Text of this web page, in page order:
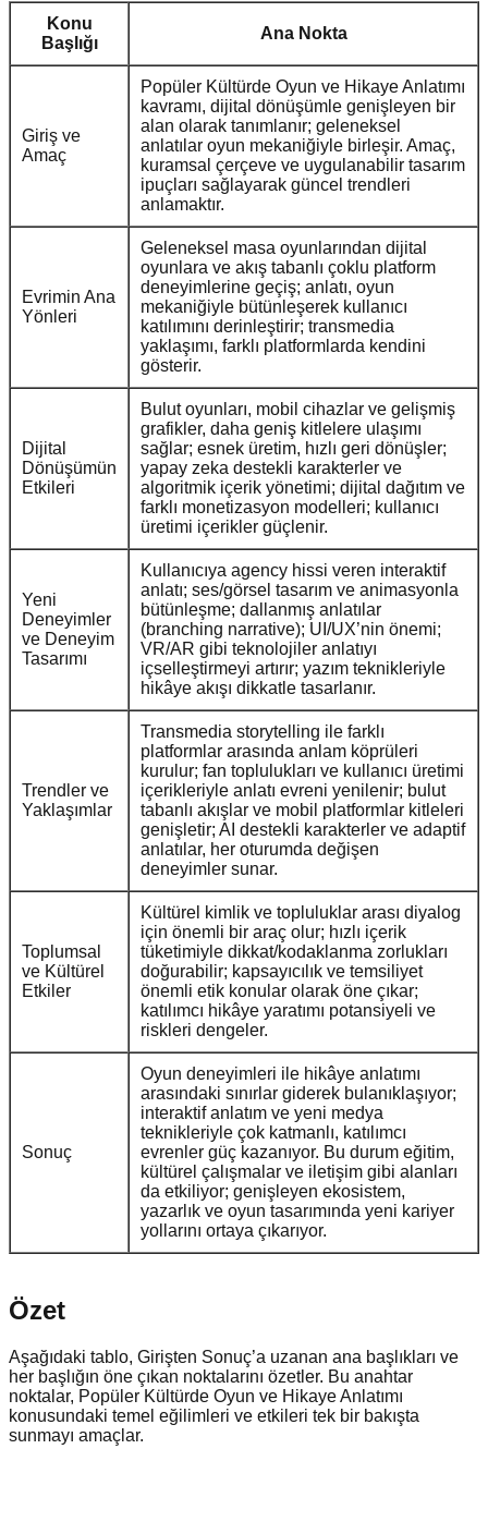
Konu
Başlığı
Ana Nokta
Giriş ve
Amaç
Popüler Kültürde Oyun ve Hikaye Anlatımı
kavramı, dijital dönüşümle genişleyen bir
alan olarak tanımlanır; geleneksel
anlatılar oyun mekaniğiyle birleşir. Amaç,
kuramsal çerçeve ve uygulanabilir tasarım
ipuçları sağlayarak güncel trendleri
anlamaktır.
Evrimin Ana
Yönleri
Geleneksel masa oyunlarından dijital
oyunlara ve akış tabanlı çoklu platform
deneyimlerine geçiş; anlatı, oyun
mekaniğiyle bütünleşerek kullanıcı
katılımını derinleştirir; transmedia
yaklaşımı, farklı platformlarda kendini
gösterir.
Dijital
Dönüşümün
Etkileri
Bulut oyunları, mobil cihazlar ve gelişmiş
grafikler, daha geniş kitlelere ulaşımı
sağlar; esnek üretim, hızlı geri dönüşler;
yapay zeka destekli karakterler ve
algoritmik içerik yönetimi; dijital dağıtım ve
farklı monetizasyon modelleri; kullanıcı
üretimi içerikler güçlenir.
Yeni
Deneyimler
ve Deneyim
Tasarımı
Kullanıcıya agency hissi veren interaktif
anlatı; ses/görsel tasarım ve animasyonla
bütünleşme; dallanmış anlatılar
(branching narrative); UI/UX’nin önemi;
VR/AR gibi teknolojiler anlatıyı
içselleştirmeyi artırır; yazım teknikleriyle
hikâye akışı dikkatle tasarlanır.
Trendler ve
Yaklaşımlar
Transmedia storytelling ile farklı
platformlar arasında anlam köprüleri
kurulur; fan toplulukları ve kullanıcı üretimi
içerikleriyle anlatı evreni yenilenir; bulut
tabanlı akışlar ve mobil platformlar kitleleri
genişletir; AI destekli karakterler ve adaptif
anlatılar, her oturumda değişen
deneyimler sunar.
Toplumsal
ve Kültürel
Etkiler
Kültürel kimlik ve topluluklar arası diyalog
için önemli bir araç olur; hızlı içerik
tüketimiyle dikkat/kodaklanma zorlukları
doğurabilir; kapsayıcılık ve temsiliyet
önemli etik konular olarak öne çıkar;
katılımcı hikâye yaratımı potansiyeli ve
riskleri dengeler.
Sonuç
Oyun deneyimleri ile hikâye anlatımı
arasındaki sınırlar giderek bulanıklaşıyor;
interaktif anlatım ve yeni medya
teknikleriyle çok katmanlı, katılımcı
evrenler güç kazanıyor. Bu durum eğitim,
kültürel çalışmalar ve iletişim gibi alanları
da etkiliyor; genişleyen ekosistem,
yazarlık ve oyun tasarımında yeni kariyer
yollarını ortaya çıkarıyor.
Özet
Aşağıdaki tablo, Girişten Sonuç’a uzanan ana başlıkları ve
her başlığın öne çıkan noktalarını özetler. Bu anahtar
noktalar, Popüler Kültürde Oyun ve Hikaye Anlatımı
konusundaki temel eğilimleri ve etkileri tek bir bakışta
sunmayı amaçlar.